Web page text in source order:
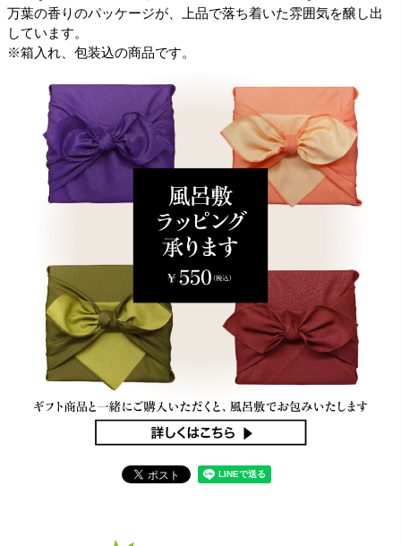
万葉の香りのパッケージが、上品で落ち着いた雰囲気を醸し出
しています。
※箱入れ、包装込の商品です。